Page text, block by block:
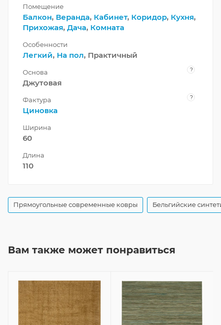
Помещение
Балкон, Веранда, Кабинет, Коридор, Кухня,
Прихожая, Дача, Комната
Особенности
Легкий, На пол, Практичный
Основа ?
Джутовая
Фактура ?
Циновка
Ширина
60
Длина
110
Прямоугольные современные ковры Бельгийские
Вам также может понравиться